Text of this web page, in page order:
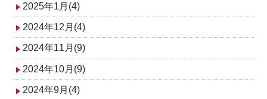
2025年1月(4)
2024年12月(4)
2024年11月(9)
2024年10月(9)
2024年9月(4)